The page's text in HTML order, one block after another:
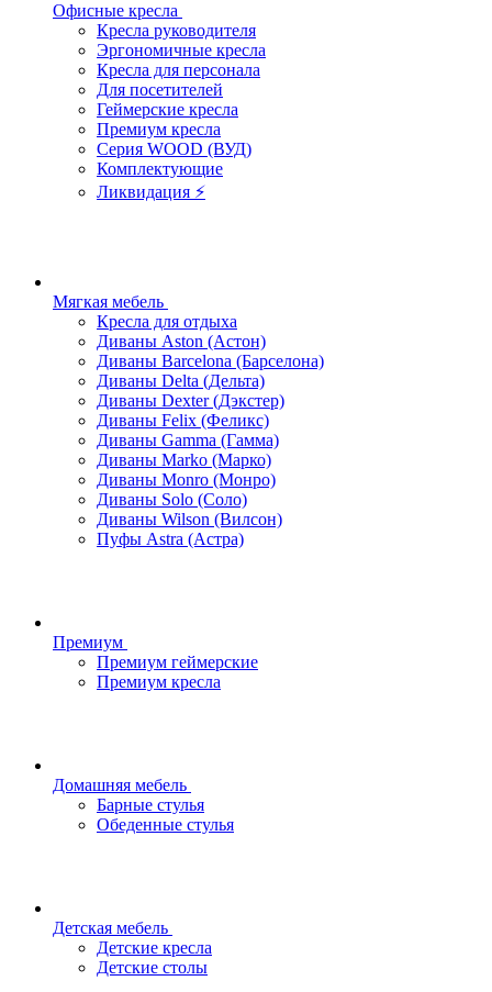
Офисные кресла
Кресла руководителя
Эргономичные кресла
Кресла для персонала
Для посетителей
Геймерские кресла
Премиум кресла
Серия WOOD (ВУД)
Комплектующие
Ликвидация ⚡
Мягкая мебель
Кресла для отдыха
Диваны Aston (Астон)
Диваны Barcelona (Барселона)
Диваны Delta (Дельта)
Диваны Dexter (Дэкстер)
Диваны Felix (Феликс)
Диваны Gamma (Гамма)
Диваны Marko (Марко)
Диваны Monro (Монро)
Диваны Solo (Соло)
Диваны Wilson (Вилсон)
Пуфы Astra (Астра)
Премиум
Премиум геймерские
Премиум кресла
Домашняя мебель
Барные стулья
Обеденные стулья
Детская мебель
Детские кресла
Детские столы